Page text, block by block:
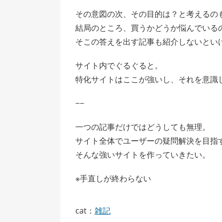
その意図の次、その目的は？と考えるの
結局のところ、買うかどうか悩んでいる
そこの答えを出す記事も紹介しないとい
サイト内でぐるぐると。
特化サイトはここが強いし、それを意識
−−
一つの記事だけではどうしても無理。
サイト全体でユーザーの疑問解決を目指
そんな強いサイトを作っていきたい。
※手直しが終わらない
cat： 雑記